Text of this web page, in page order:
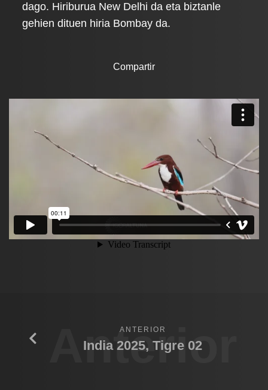
dago. Hiriburua New Delhi da eta biztanle
gehien dituen hiria Bombay da.
Compartir
Anterior
ANTERIOR
India 2025, Tigre 02